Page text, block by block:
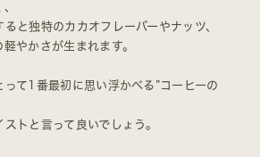
と独特のカカオフレーバーやナッツ、
やかさが生まれます。
って1番最初に思い浮かべる”コーヒーの
トと言って良いでしょう。